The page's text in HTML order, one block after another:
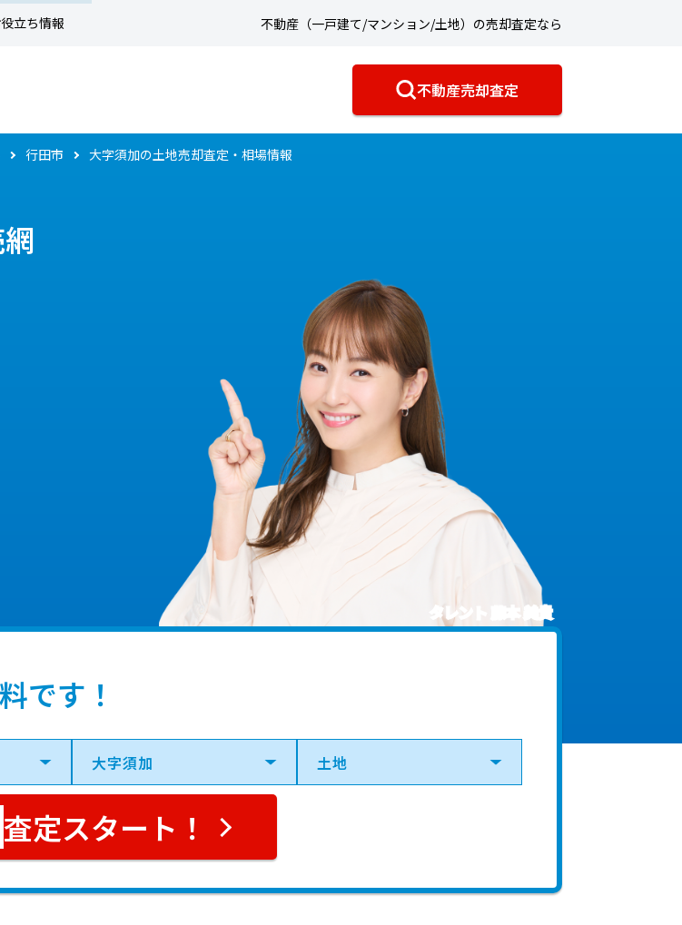
立ち情報 不動産（一戸建て/マンション/土地）の売却査定なら
不動産売却査定
行田市 大字須加の土地売却査定・相場情報
タレント 藤本 美貴
です！
査定スタート！